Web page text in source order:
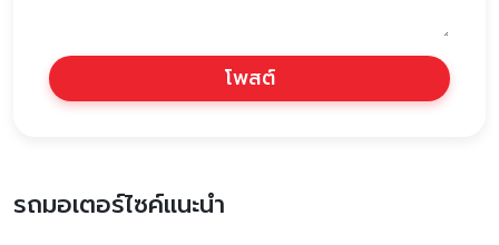
โพสต์
รถมอเตอร์ไซค์แนะนำ